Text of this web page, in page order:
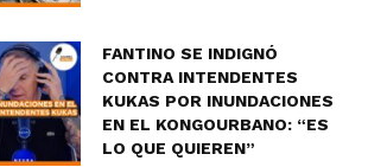
FANTINO SE INDIGNÓ
CONTRA INTENDENTES
KUKAS POR INUNDACIONES
EN EL KONGOURBANO: “ES
LO QUE QUIEREN”